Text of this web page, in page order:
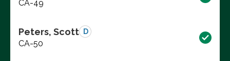
CA-49
Peters, Scott D
CA-50